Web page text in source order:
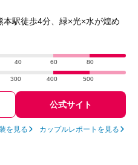
本駅徒歩4分、緑×光×水が煌め
40 60 80
300 400 500
公式サイト
を見る カップルレポートを見る